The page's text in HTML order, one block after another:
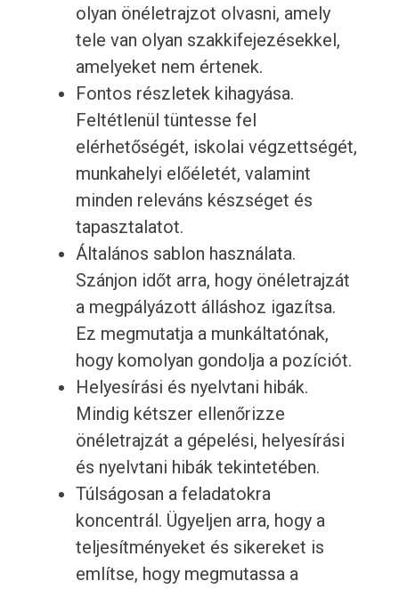
olyan önéletrajzot olvasni, amely
tele van olyan szakkifejezésekkel,
amelyeket nem értenek.
Fontos részletek kihagyása.
Feltétlenül tüntesse fel
elérhetőségét, iskolai végzettségét,
munkahelyi előéletét, valamint
minden releváns készséget és
tapasztalatot.
Általános sablon használata.
Szánjon időt arra, hogy önéletrajzát
a megpályázott álláshoz igazítsa.
Ez megmutatja a munkáltatónak,
hogy komolyan gondolja a pozíciót.
Helyesírási és nyelvtani hibák.
Mindig kétszer ellenőrizze
önéletrajzát a gépelési, helyesírási
és nyelvtani hibák tekintetében.
Túlságosan a feladatokra
koncentrál. Ügyeljen arra, hogy a
teljesítményeket és sikereket is
említse, hogy megmutassa a